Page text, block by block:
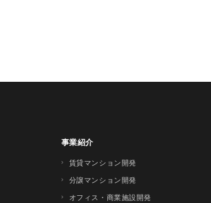
事業紹介
賃貸マンション開発
分譲マンション開発
オフィス・商業施設開発